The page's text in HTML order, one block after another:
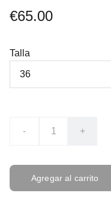
€65.00
Talla
- +
Agregar al carrito